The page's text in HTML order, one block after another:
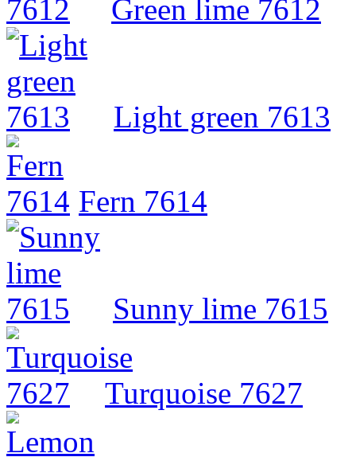
Green lime 7612
Light green 7613
Fern 7614
Sunny lime 7615
Turquoise 7627